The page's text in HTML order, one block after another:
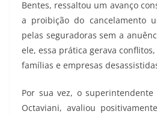
Bentes, ressaltou um avanço
a proibição do cancelamento
pelas seguradoras sem a
ele, essa prática gerava
famílias e empresas
Por sua vez, o superintendente
Octaviani, avaliou